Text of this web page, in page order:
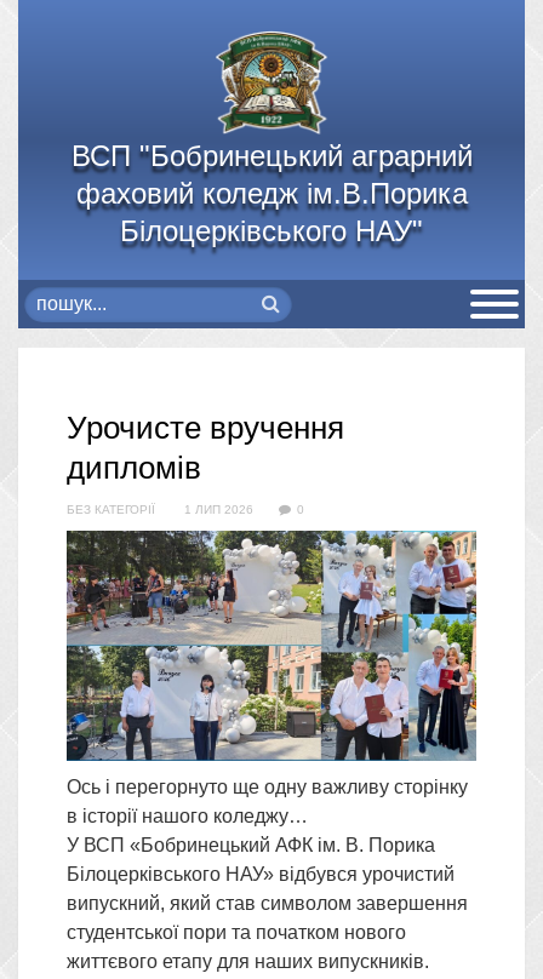
ВСП "Бобринецький аграрний
фаховий коледж ім.В.Порика
Білоцерківського НАУ"
Урочисте вручення
дипломів
БЕЗ КАТЕГОРІЇ 1 ЛИП 2026 0
Ось і перегорнуто ще одну важливу сторінку
в історії нашого коледжу…
У ВСП «Бобринецький АФК ім. В. Порика
Білоцерківського НАУ» відбувся урочистий
випускний, який став символом завершення
студентської пори та початком нового
життєвого етапу для наших випускників.